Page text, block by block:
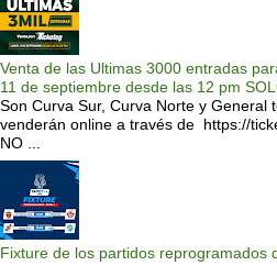
Venta de las Ultimas 3000 entradas
11 de septiembre desde las 12 pm
Son Curva Sur, Curva Norte y General
venderán online a través de https://
NO ...
Fixture de los partidos reprogramados